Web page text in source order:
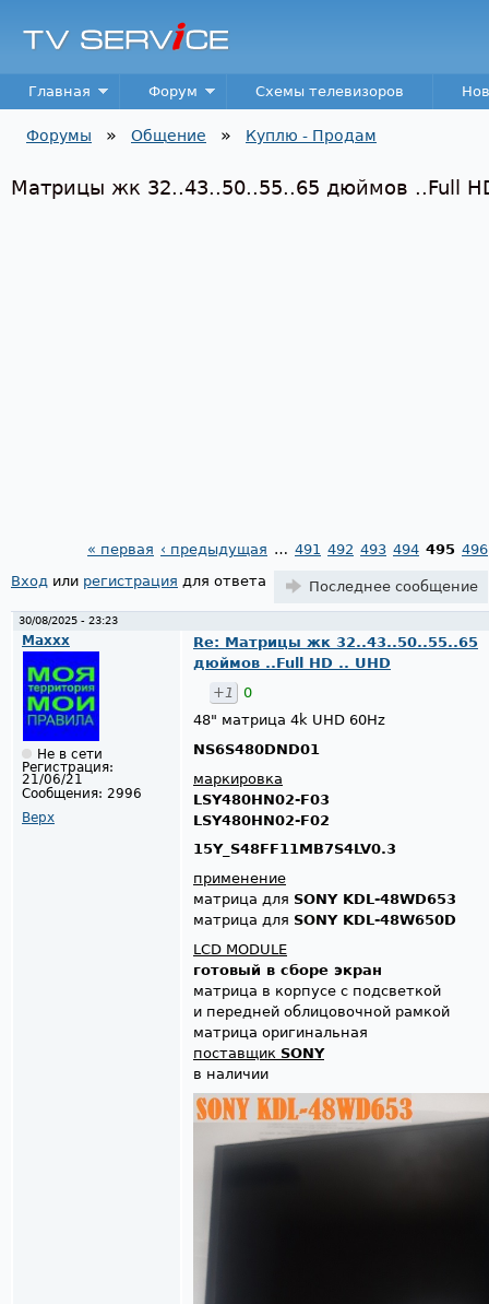
TV
Service
Main menu
Главная Форум Схемы телевизоров
Форумы » Общение » Куплю - Продам
Матрицы жк 32..43..50..55..65 дюймов ..Full
Страницы
« первая ‹ предыдущая … 491 492 493 494 495 496
Вход или регистрация для ответа Последнее сообщение
30/08/2025 - 23:23
Maxxx
Не в сети
Регистрация:
21/06/21
Сообщения: 2996
Верх
Re: Матрицы жк 32..43..50..55..65
дюймов ..Full HD .. UHD
+1
0
48" матрица 4k UHD 60Hz
NS6S480DND01
маркировка
LSY480HN02-F03
LSY480HN02-F02
15Y_S48FF11MB7S4LV0.3
применение
матрица для SONY KDL-48WD653
матрица для SONY KDL-48W650D
LCD MODULE
готовый в сборе экран
матрица в корпусе с подсветкой
и передней облицовочной рамкой
матрица оригинальная
поставщик SONY
в наличии